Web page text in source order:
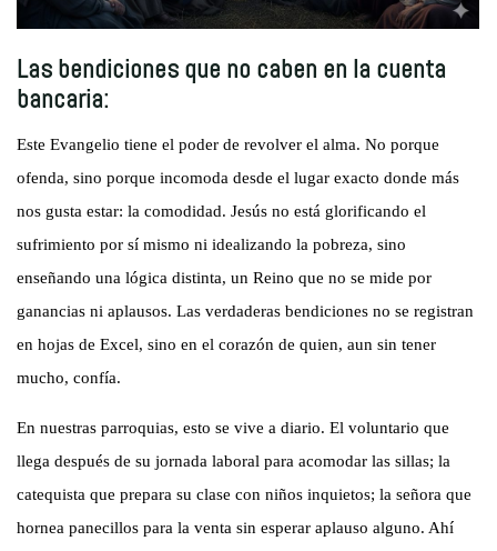
Las bendiciones que no caben en la cuenta
bancaria:
Este Evangelio tiene el poder de revolver el alma. No porque
ofenda, sino porque incomoda desde el lugar exacto donde más
nos gusta estar: la comodidad. Jesús no está glorificando el
sufrimiento por sí mismo ni idealizando la pobreza, sino
enseñando una lógica distinta, un Reino que no se mide por
ganancias ni aplausos. Las verdaderas bendiciones no se registran
en hojas de Excel, sino en el corazón de quien, aun sin tener
mucho, confía.
En nuestras parroquias, esto se vive a diario. El voluntario que
llega después de su jornada laboral para acomodar las sillas; la
catequista que prepara su clase con niños inquietos; la señora que
hornea panecillos para la venta sin esperar aplauso alguno. Ahí